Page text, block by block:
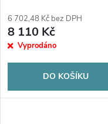
100m
6 702,48 Kč bez DPH
8 110 Kč
Vyprodáno
DO KOŠÍKU